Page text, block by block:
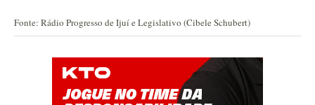
Fonte: Rádio Progresso de Ijuí e Legislativo (Cibele Schubert)